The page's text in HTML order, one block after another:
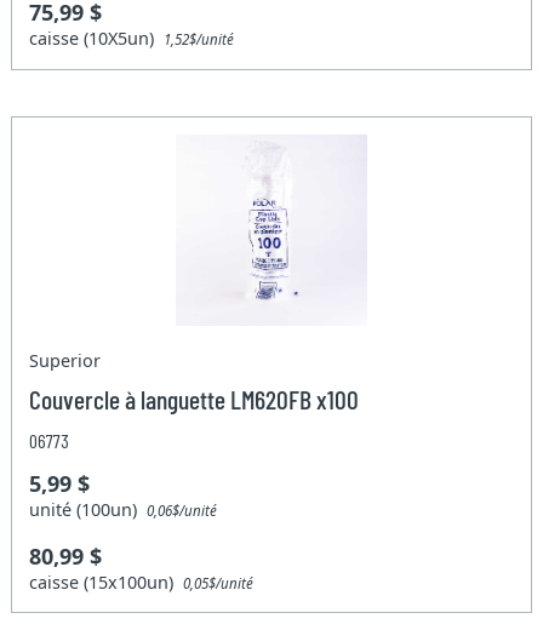
75,99 $
caisse (10X5un) 1,52$/unité
Superior
Couvercle à languette LM620FB x100
06773
5,99 $
unité (100un)0,06$/unité
80,99 $
caisse (15x100un)0,05$/unité